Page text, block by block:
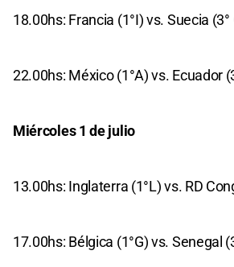
18.00hs: Francia (1°I) vs. Suecia (3°
22.00hs: México (1°A) vs. Ecuador
Miércoles 1 de julio
13.00hs: Inglaterra (1°L) vs. RD
17.00hs: Bélgica (1°G) vs. Senegal